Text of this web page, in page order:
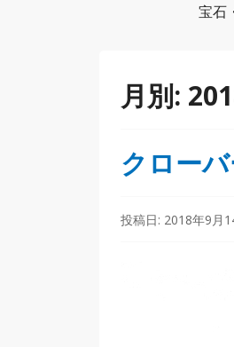
宝石
月別:
クロー
投稿日: 2018年9月